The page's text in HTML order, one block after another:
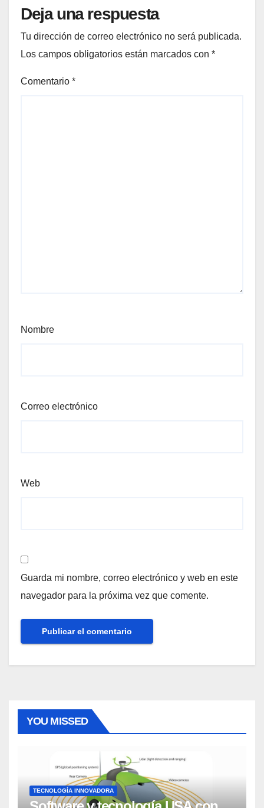
Deja una respuesta
Tu dirección de correo electrónico no será publicada.
Los campos obligatorios están marcados con *
Comentario *
Nombre
Correo electrónico
Web
Guarda mi nombre, correo electrónico y web en este
navegador para la próxima vez que comente.
YOU MISSED
TECNOLOGÍA INNOVADORA